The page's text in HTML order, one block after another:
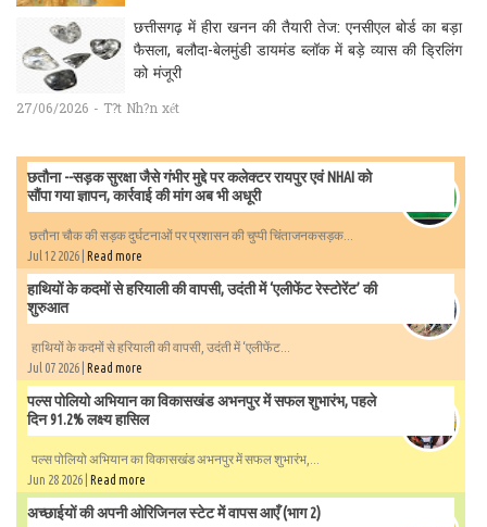
छत्तीसगढ़ में हीरा खनन की तैयारी तेज: एनसीएल बोर्ड का बड़ा
फैसला, बलौदा-बेलमुंडी डायमंड ब्लॉक में बड़े व्यास की ड्रिलिंग
को मंजूरी
27/06/2026 - T?t Nh?n xét
छतौना --सड़क सुरक्षा जैसे गंभीर मुद्दे पर कलेक्टर रायपुर एवं NHAI को
सौंपा गया ज्ञापन, कार्रवाई की मांग अब भी अधूरी
छतौना चौक की सड़क दुर्घटनाओं पर प्रशासन की चुप्पी चिंताजनकसड़क...
Jul 12 2026 | Read more
हाथियों के कदमों से हरियाली की वापसी, उदंती में ‘एलीफेंट रेस्टोरेंट’ की
शुरुआत
हाथियों के कदमों से हरियाली की वापसी, उदंती में ‘एलीफेंट...
Jul 07 2026 | Read more
पल्स पोलियो अभियान का विकासखंड अभनपुर में सफल शुभारंभ, पहले
दिन 91.2% लक्ष्य हासिल
पल्स पोलियो अभियान का विकासखंड अभनपुर में सफल शुभारंभ,...
Jun 28 2026 | Read more
अच्छाईयों की अपनी ओरिजिनल स्टेट में वापस आएँ (भाग 2)